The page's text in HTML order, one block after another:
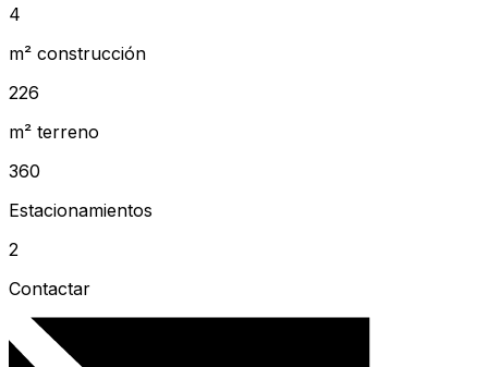
4
m² construcción
226
m² terreno
360
Estacionamientos
2
Contactar